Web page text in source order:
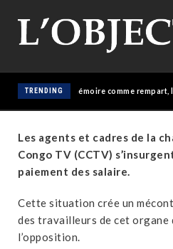
TRENDING
2026 : la mémoire comme
Les agents et cadres de la
Congo TV (CCTV)
paiement des salaire.
Cette situation crée un
des travailleurs de cet organe
l’opposition.